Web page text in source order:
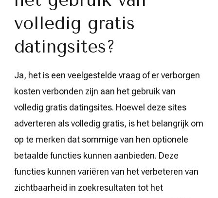
volledig gratis
datingsites?
Ja, het is een veelgestelde vraag of er verborgen
kosten verbonden zijn aan het gebruik van
volledig gratis datingsites. Hoewel deze sites
adverteren als volledig gratis, is het belangrijk om
op te merken dat sommige van hen optionele
betaalde functies kunnen aanbieden. Deze
functies kunnen variëren van het verbeteren van
zichtbaarheid in zoekresultaten tot het